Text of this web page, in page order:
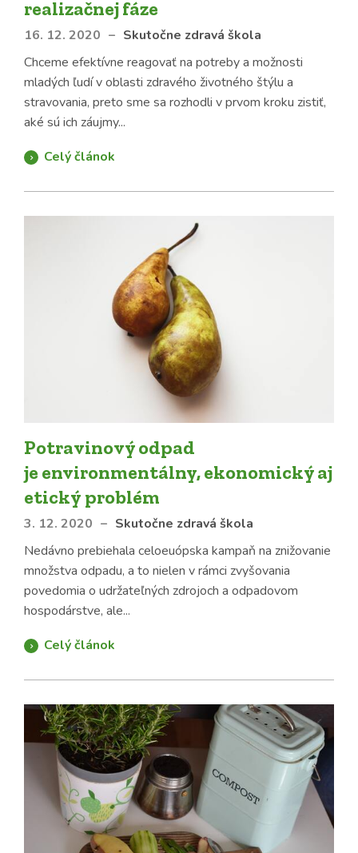
realizačnej fáze
16. 12. 2020 – Skutočne zdravá škola
Chceme efektívne reagovať na potreby a možnosti
mladých ľudí v oblasti zdravého životného štýlu a
stravovania, preto sme sa rozhodli v prvom kroku zistiť,
aké sú ich záujmy...
Celý článok
Potravinový odpad
je environmentálny, ekonomický aj
etický problém
3. 12. 2020 – Skutočne zdravá škola
Nedávno prebiehala celoeuópska kampaň na znižovanie
množstva odpadu, a to nielen v rámci zvyšovania
povedomia o udržateľných zdrojoch a odpadovom
hospodárstve, ale...
Celý článok